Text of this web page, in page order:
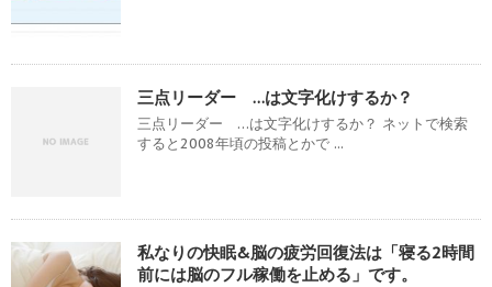
三点リーダー …は文字化けするか？
三点リーダー …は文字化けするか？ ネットで検索
すると2008年頃の投稿とかで ...
私なりの快眠&脳の疲労回復法は「寝る2時間
前には脳のフル稼働を止める」です。